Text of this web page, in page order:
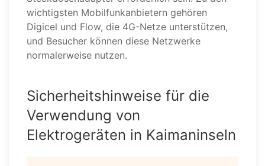
wichtigsten Mobilfunkanbietern gehören
Digicel und Flow, die 4G-Netze unterstützen,
und Besucher können diese Netzwerke
normalerweise nutzen.
Sicherheitshinweise für die
Verwendung von
Elektrogeräten in Kaimaninseln